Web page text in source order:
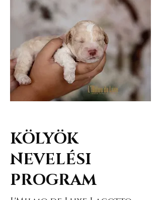
KÖLYÖK
NEVELÉSI
PROGRAM